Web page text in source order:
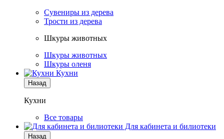
Сувениры из дерева
Трости из дерева
Шкуры животных
Шкуры животных
Шкуры оленя
Кухни
Назад
Кухни
Все товары
Для кабинета и билиотеки
Назад